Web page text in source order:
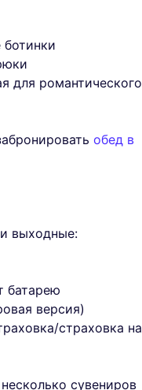
для романтического
обед в
выходные:
батарею
версия)
страховка на
сувениров